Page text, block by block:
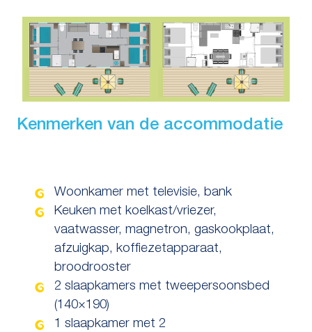
Kenmerken van de accommodatie
Woonkamer met televisie, bank
Keuken met koelkast/vriezer,
vaatwasser, magnetron, gaskookplaat,
afzuigkap, koffiezetapparaat,
broodrooster
2 slaapkamers met tweepersoonsbed
(140×190)
1 slaapkamer met 2